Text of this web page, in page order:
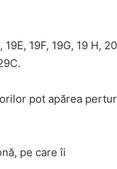
19F, 19G, 19 H,
pot apărea
pe care îi